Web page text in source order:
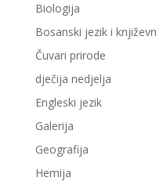
Biologija
Bosanski jezik i
Čuvari prirode
dječija nedjelja
Engleski jezik
Galerija
Geografija
Hemija